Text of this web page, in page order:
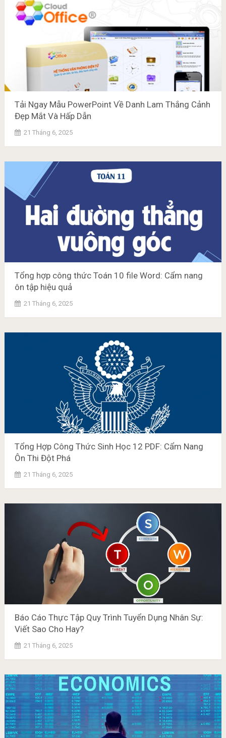
Tải Ngay Mẫu PowerPoint Về Danh Lam Thắng Cảnh
Đẹp Mắt Và Hấp Dẫn
21 Tháng 6, 2025
Tổng hợp công thức Toán 10 file Word: Cẩm nang
ôn tập hiệu quả
21 Tháng 6, 2025
Tổng Hợp Công Thức Sinh Học 12 PDF: Cẩm Nang
Ôn Thi Đột Phá
21 Tháng 6, 2025
Báo Cáo Thực Tập Quy Trình Tuyển Dụng Nhân Sự:
Viết Sao Cho Hay?
21 Tháng 6, 2025